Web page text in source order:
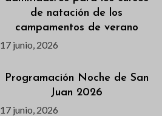
de natación de los
campamentos de verano
17 junio, 2026
Programación Noche de San
Juan 2026
17 junio, 2026